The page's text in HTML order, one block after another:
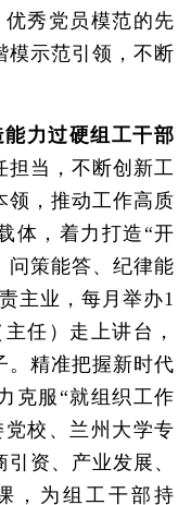
秀党员模范的先
模示范引领，不断
能力过硬组工干部
担当，不断创新工
领，推动工作高质
体，着力打造“开
问策能答、纪律能
主业，每月举办1
任）走上讲台，
。精准把握新时代
克服“就组织工作
校、兰州大学专
资、产业发展、
，为组工干部持